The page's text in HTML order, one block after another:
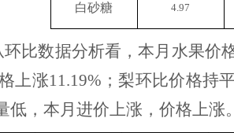
白砂糖 4.97
环比数据分析看，本月水果价
上涨11.19%；梨环比价格
低，本月进价上涨，价格上涨